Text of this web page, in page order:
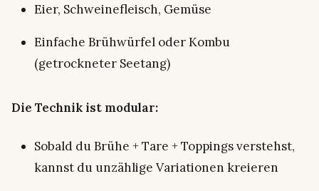
Eier, Schweinefleisch, Gemüse
Einfache Brühwürfel oder Kombu
(getrockneter Seetang)
Die Technik ist modular:
Sobald du Brühe + Tare + Toppings verstehst,
kannst du unzählige Variationen kreieren